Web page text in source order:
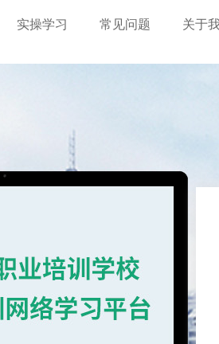
实操学习 常见问题 关于